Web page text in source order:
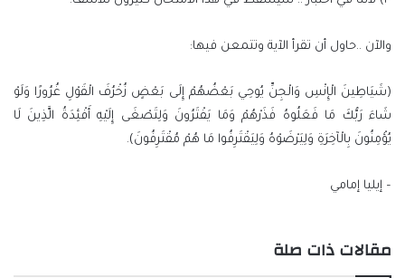
والآن ..حاول أن تقرأ الآية وتتمعن فيها:
(شَيَاطِينَ الْإِنْسِ وَالْجِنِّ يُوحِي بَعْضُهُمْ إِلَى بَعْضٍ زُخْرُفَ الْقَوْلِ غُرُورًا وَلَوْ
شَاءَ رَبُّكَ مَا فَعَلُوهُ فَذَرْهُمْ وَمَا يَفْتَرُونَ وَلِتَصْغَى إِلَيْهِ أَفْئِدَةُ الَّذِينَ لَا
يُؤْمِنُونَ بِالْآخِرَةِ وَلِيَرْضَوْهُ وَلِيَقْتَرِفُوا مَا هُمْ مُقْتَرِفُونَ).
– إيليا إمامي
مقالات ذات صلة